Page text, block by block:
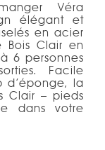
Véra
élégant et
en acier
Bois Clair en
6 personnes
Facile
d’éponge, la
Clair – pieds
dans votre